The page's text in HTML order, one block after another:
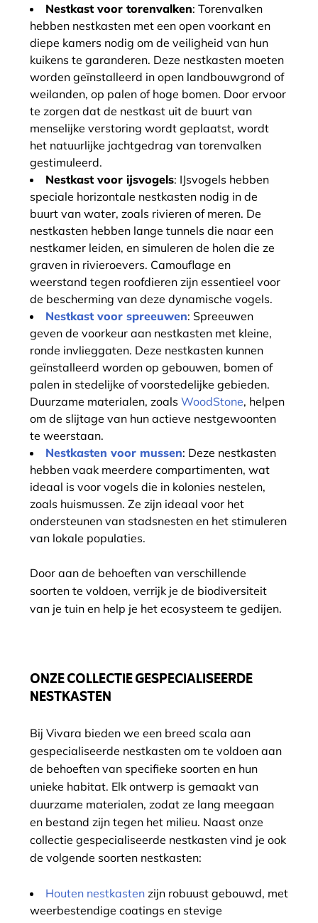
Nestkast voor torenvalken: Torenvalken
hebben nestkasten met een open voorkant en
diepe kamers nodig om de veiligheid van hun
kuikens te garanderen. Deze nestkasten moeten
worden geïnstalleerd in open landbouwgrond of
weilanden, op palen of hoge bomen. Door ervoor
te zorgen dat de nestkast uit de buurt van
menselijke verstoring wordt geplaatst, wordt
het natuurlijke jachtgedrag van torenvalken
gestimuleerd.
Nestkast voor ijsvogels: IJsvogels hebben
speciale horizontale nestkasten nodig in de
buurt van water, zoals rivieren of meren. De
nestkasten hebben lange tunnels die naar een
nestkamer leiden, en simuleren de holen die ze
graven in rivieroevers. Camouflage en
weerstand tegen roofdieren zijn essentieel voor
de bescherming van deze dynamische vogels.
Nestkast voor spreeuwen: Spreeuwen
geven de voorkeur aan nestkasten met kleine,
ronde invlieggaten. Deze nestkasten kunnen
geïnstalleerd worden op gebouwen, bomen of
palen in stedelijke of voorstedelijke gebieden.
Duurzame materialen, zoals WoodStone, helpen
om de slijtage van hun actieve nestgewoonten
te weerstaan.
Nestkasten voor mussen: Deze nestkasten
hebben vaak meerdere compartimenten, wat
ideaal is voor vogels die in kolonies nestelen,
zoals huismussen. Ze zijn ideaal voor het
ondersteunen van stadsnesten en het stimuleren
van lokale populaties.
Door aan de behoeften van verschillende
soorten te voldoen, verrijk je de biodiversiteit
van je tuin en help je het ecosysteem te gedijen.
ONZE COLLECTIE GESPECIALISEERDE
NESTKASTEN
Bij Vivara bieden we een breed scala aan
gespecialiseerde nestkasten om te voldoen aan
de behoeften van specifieke soorten en hun
unieke habitat. Elk ontwerp is gemaakt van
duurzame materialen, zodat ze lang meegaan
en bestand zijn tegen het milieu. Naast onze
collectie gespecialiseerde nestkasten vind je ook
de volgende soorten nestkasten:
Houten nestkasten zijn robuust gebouwd, met
weerbestendige coatings en stevige